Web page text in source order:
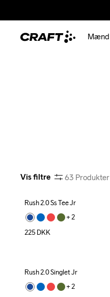
Mænd
Vis filtre 63 Produkter
Rush 2.0 Ss Tee Jr
+ 2
225 DKK
Rush 2.0 Singlet Jr
+ 2